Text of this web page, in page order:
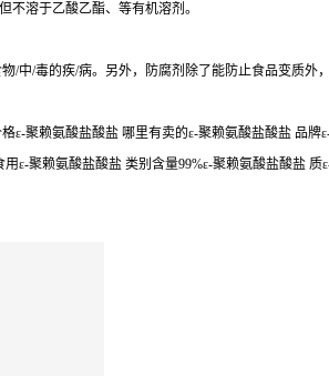
不溶于乙酸乙酯、等有机溶剂。
中/毒的疾/病。另外，防腐剂除了能防止食品变质外
ε-聚赖氨酸盐酸盐 哪里有卖的ε-聚赖氨酸盐酸盐 品
ε-聚赖氨酸盐酸盐 类别含量99%ε-聚赖氨酸盐酸盐